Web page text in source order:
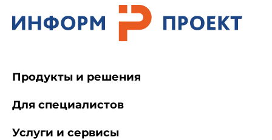
Продукты и решения
Для специалистов
Услуги и сервисы